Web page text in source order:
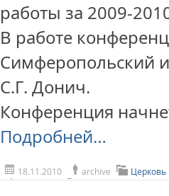
работы за 2009-
В работе
Симферопольский
С.Г. Донич.
Конференция
Подробней…
18.11.2010 archive